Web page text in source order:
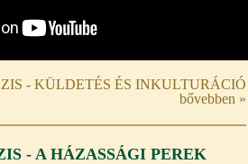
- KÜLDETÉS ÉS INKULTURÁCIÓ
bővebben »
- A HÁZASSÁGI PEREK